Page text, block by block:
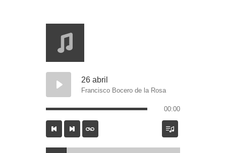
26 abril
Francisco Bocero de la Rosa
00:00